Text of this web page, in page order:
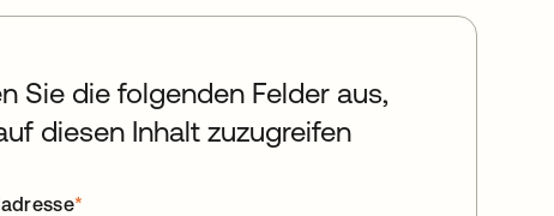
Sie die folgenden Felder aus,
diesen Inhalt zuzugreifen
*